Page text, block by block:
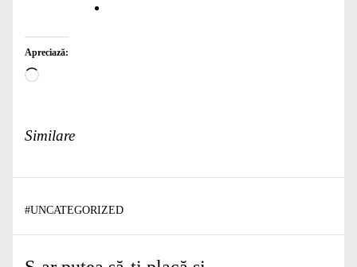
Apreciază:
Încarc...
Similare
#UNCATEGORIZED